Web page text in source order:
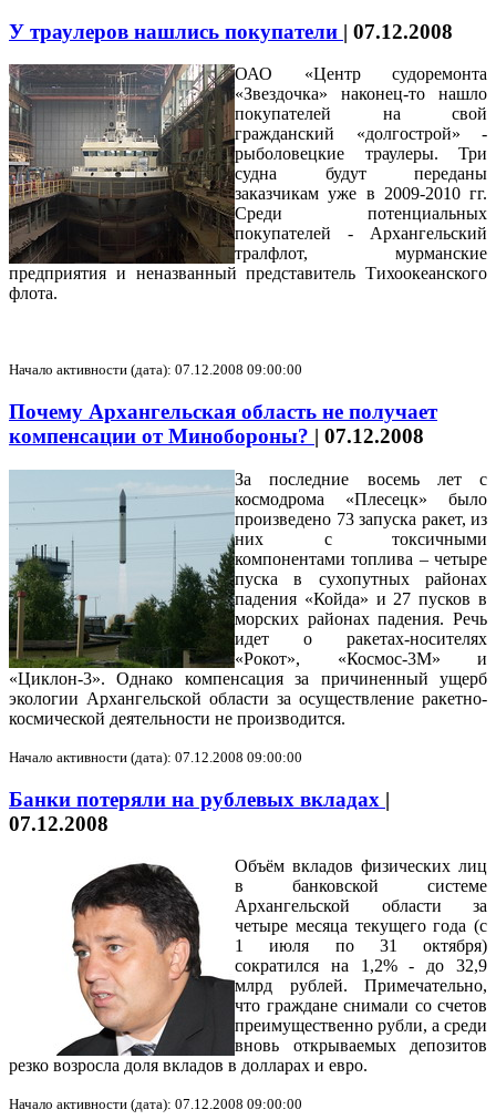
У траулеров нашлись покупатели | 07.12.2008
ОАО «Центр судоремонта
«Звездочка» наконец-то нашло
покупателей на свой
гражданский «долгострой» -
рыболовецкие траулеры. Три
судна будут переданы
заказчикам уже в 2009-2010 гг.
Среди потенциальных
покупателей - Архангельский
тралфлот, мурманские
предприятия и неназванный представитель Тихоокеанского
флота.
Начало активности (дата): 07.12.2008 09:00:00
Почему Архангельская область не получает
компенсации от Минобороны? | 07.12.2008
За последние восемь лет с
космодрома «Плесецк» было
произведено 73 запуска ракет, из
них с токсичными
компонентами топлива – четыре
пуска в сухопутных районах
падения «Койда» и 27 пусков в
морских районах падения. Речь
идет о ракетах-носителях
«Рокот», «Космос-3М» и
«Циклон-3». Однако компенсация за причиненный ущерб
экологии Архангельской области за осуществление ракетно-
космической деятельности не производится.
Начало активности (дата): 07.12.2008 09:00:00
Банки потеряли на рублевых вкладах |
07.12.2008
Объём вкладов физических лиц
в банковской системе
Архангельской области за
четыре месяца текущего года (с
1 июля по 31 октября)
сократился на 1,2% - до 32,9
млрд рублей. Примечательно,
что граждане снимали со счетов
преимущественно рубли, а среди
вновь открываемых депозитов
резко возросла доля вкладов в долларах и евро.
Начало активности (дата): 07.12.2008 09:00:00